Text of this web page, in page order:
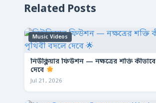
Related Posts
Music Videos
নিউক্লিয়ার ফিউশন — নক্ষত্রের শক্তি
দেবে
Jul 21, 2026